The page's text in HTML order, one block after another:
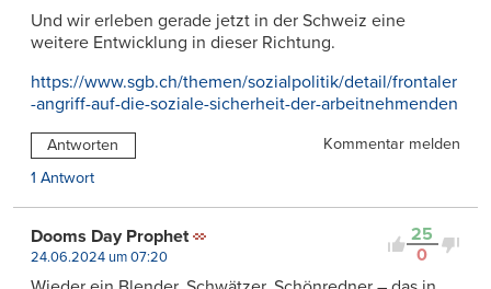
Und wir erleben gerade jetzt in der Schweiz eine
weitere Entwicklung in dieser Richtung.
https://www.sgb.ch/themen/sozialpolitik/detail/frontaler
-angriff-auf-die-soziale-sicherheit-der-arbeitnehmenden
Antworten
Kommentar melden
1 Antwort
25
0
Dooms Day Prophet
24.06.2024 um 07:20